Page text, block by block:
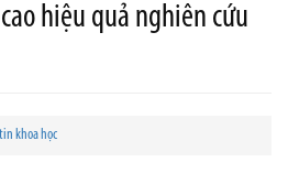
hiệu quả nghiên cứu
khoa học